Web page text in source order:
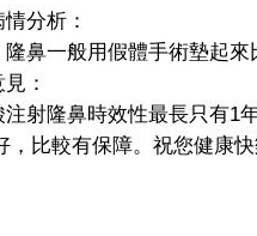
分析：
一般用假體手術墊起來
：
隆鼻時效性最長只有1
，比較有保障。祝您健康快